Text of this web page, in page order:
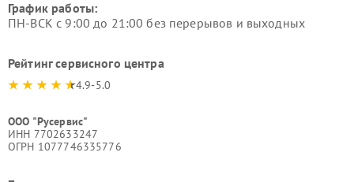
График работы:
ПН-ВСК с 9:00 до 21:00 без перерывов и выходных
Рейтинг сервисного центра
4.9-5.0
ООО "Русервис"
ИНН 7702633247
ОГРН 1077746335776